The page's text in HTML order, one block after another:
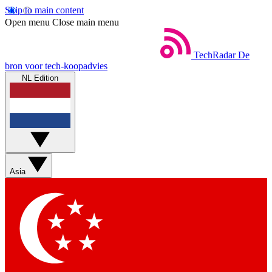
Skip to main content
Open menu Close main menu
TechRadar De
bron voor tech-koopadvies
NL Edition
Asia